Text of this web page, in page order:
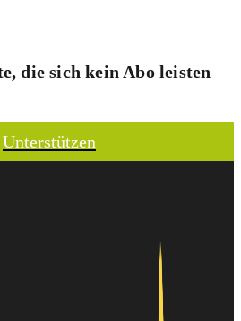
die sich kein Abo leisten
Unterstützen